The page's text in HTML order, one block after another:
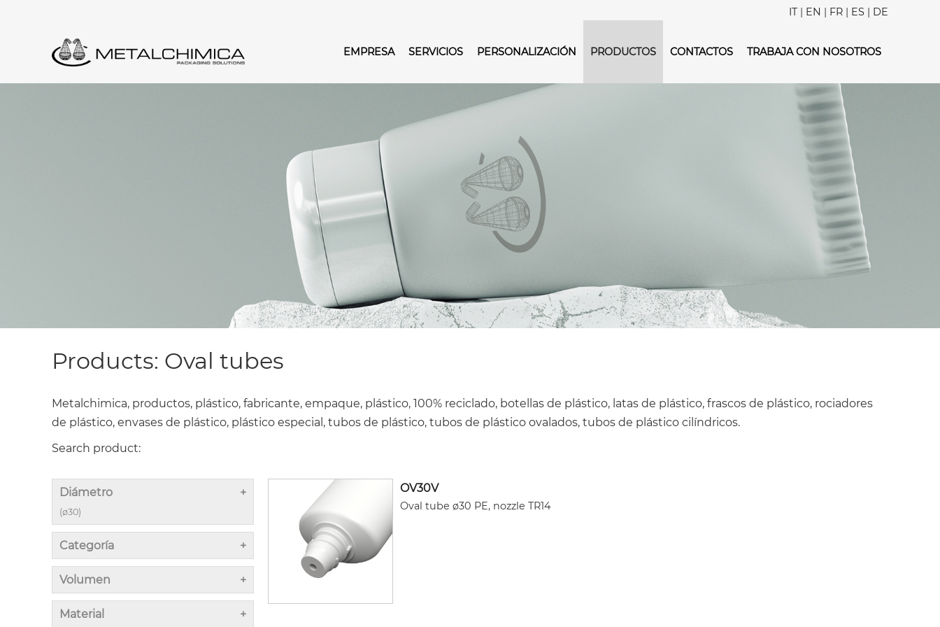
IT| EN | FR | ES | DE
EMPRESA SERVICIOS PERSONALIZACIÓN PRODUCTOS CONTACTOS TRABAJA CON NOSOTROS
Products: Oval tubes
Metalchimica, productos, plástico, fabricante, empaque, plástico, 100% reciclado, botellas de plástico, latas de plástico, frascos de plástico, rociadores
de plástico, envases de plástico, plástico especial, tubos de plástico, tubos de plástico ovalados, tubos de plástico cilíndricos.
Search product:
Diámetro
(ø30)
Categoría
Volumen
Material
OV30V
Oval tube ø30 PE, nozzle TR14